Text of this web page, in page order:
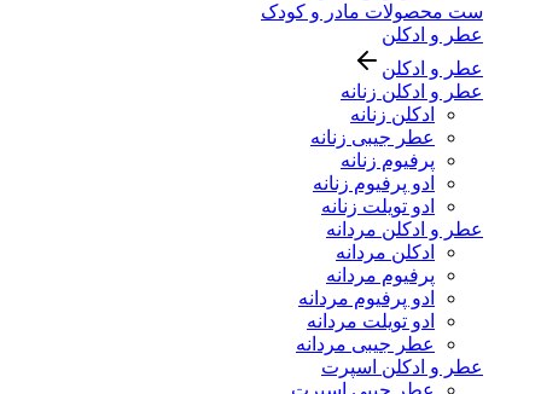
ست محصولات مادر و کودک
عطر و ادکلن
عطر و ادکلن
عطر و ادکلن زنانه
ادکلن زنانه
عطر جیبی زنانه
پرفیوم زنانه
ادو پرفیوم زنانه
ادو تویلت زنانه
عطر و ادکلن مردانه
ادکلن مردانه
پرفیوم مردانه
ادو پرفیوم مردانه
ادو تویلت مردانه
عطر جیبی مردانه
عطر و ادکلن اسپرت
عطر جیبی اسپرت